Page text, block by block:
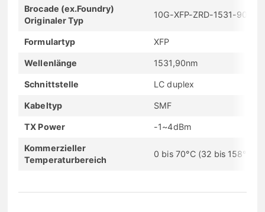
Brocade (ex.Foundry)
Originaler Typ
10G-XFP-ZRD-1531-90
Formulartyp XFP
Wellenlänge 1531,90nm
Schnittstelle LC duplex
Kabeltyp SMF
TX Power -1~4dBm
Kommerzieller
Temperaturbereich
0 bis 70°C (32 bis 158°F)